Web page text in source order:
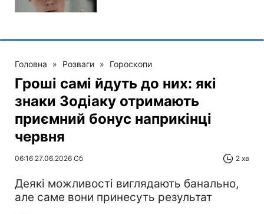
Головна » Розваги » Гороскопи
Гроші самі йдуть до них: які
знаки Зодіаку отримають
приємний бонус наприкінці
червня
06:16 27.06.2026 Сб 2 хв
Деякі можливості виглядають банально,
але саме вони принесуть результат